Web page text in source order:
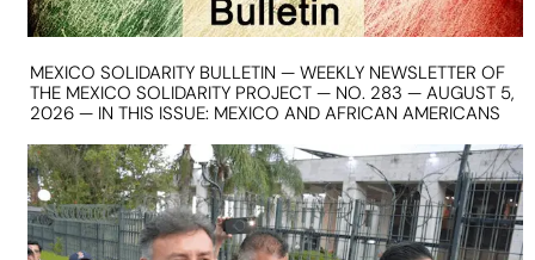
MEXICO SOLIDARITY BULLETIN — WEEKLY NEWSLETTER OF
THE MEXICO SOLIDARITY PROJECT — NO. 283 — AUGUST 5,
2026 — IN THIS ISSUE: MEXICO AND AFRICAN AMERICANS